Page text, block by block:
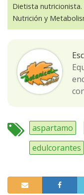
Dietista
Nutrición y
aspartamo
edulcorantes